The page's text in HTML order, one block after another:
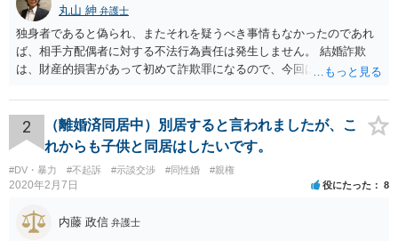
丸山 紳 弁護士
独身者であると偽られ、またそれを疑うべき事情もなかったのであれ
ば、相手方配偶者に対する不法行為責任は発生しません。 結婚詐欺
は、財産的損害があって初めて詐欺罪になるので、今回は該当しませ
であることを知っていれば交際しなかったといえる場合に、慰謝料請
求が可能です。 LINEなどで、結婚を当然の前提にした関係だったこと
を立証できる場合は、請求は可能と考えます。
2
（離婚済同居中）別居すると言われましたが、こ
れからも子供と同居はしたいです。
#DV・暴力 #不起訴 #示談交渉 #同性婚 #親権
2020年2月7日 役にたった 8
内藤 政信 弁護士